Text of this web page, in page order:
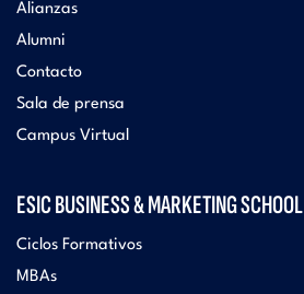
Alianzas
Alumni
Contacto
Sala de prensa
Campus Virtual
ESIC BUSINESS & MARKETING SCHOOL
Ciclos Formativos
MBAs